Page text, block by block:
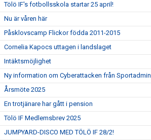
Tölö IF's fotbollsskola startar 25 april!
Nu är våren här
Påsklovscamp Flickor födda 2011-2015
Cornelia Kapocs uttagen i landslaget
Intäktsmöjlighet
Ny information om Cyberattacken från Sportadmin
Årsmöte 2025
En trotjänare har gått i pension
Tölö IF Medlemsbrev 2025
JUMPYARD-DISCO MED TÖLÖ IF 28/2!